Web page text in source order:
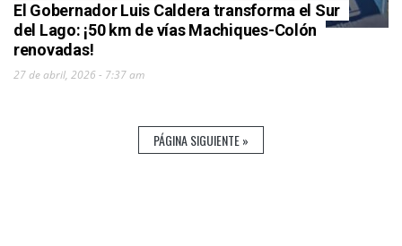
El Gobernador Luis Caldera transforma el Sur
del Lago: ¡50 km de vías Machiques-Colón
renovadas!
27 de abril, 2026 - 7:37 am
PÁGINA SIGUIENTE »